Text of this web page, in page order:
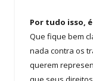
Por tudo isso,
Que fique bem
nada contra os
querem